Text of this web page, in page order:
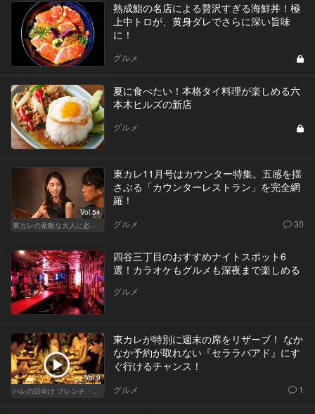
熟成鮨の名店による贅沢すぎる海鮮丼！極
上中トロが、黄身ダレでさらに深い旨味
に！
グルメ
夏に食べたい！本格タイ料理が楽しめる六
本木ヒルズの新店
グルメ
Vol.54
東カレの素敵な大人に必要なこと
東カレ11月号はカウンター特集。五感を揺
さぶる「カウンターレストラン」を完全網
羅！
グルメ 30
四谷三丁目のおすすめナイトスポット6
選！カラオケもグルメも深夜まで楽しめる
グルメ
Vol.9
ハレの日向け フレンチ・高級店
東カレが特別に週末の席をリザーブ！ なか
なか予約が取れない『セララバアド』にす
ぐ行けるチャンス！
グルメ 1